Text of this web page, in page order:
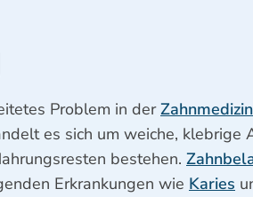
Problem in derZahnmedizin
es sich um weiche,
bestehen.
Erkrankungen wie Karies